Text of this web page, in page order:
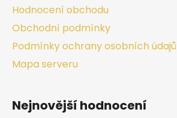
Hodnocení obchodu
Obchodní podmínky
Podmínky ochrany osobních údajů
Mapa serveru
Nejnovější hodnocení